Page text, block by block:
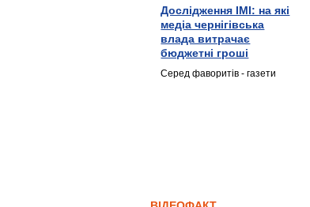
Дослідження ІМІ: на які
медіа чернігівська
влада витрачає
бюджетні гроші
Серед фаворитів - газети